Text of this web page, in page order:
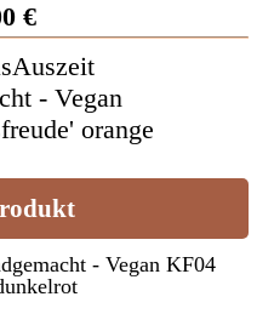
€
- Vegan
orange